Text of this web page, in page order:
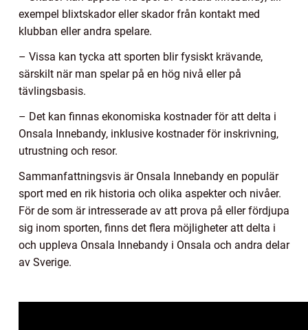
exempel blixtskador eller skador från kontakt med
klubban eller andra spelare.
– Vissa kan tycka att sporten blir fysiskt krävande,
särskilt när man spelar på en hög nivå eller på
tävlingsbasis.
– Det kan finnas ekonomiska kostnader för att delta i
Onsala Innebandy, inklusive kostnader för inskrivning,
utrustning och resor.
Sammanfattningsvis är Onsala Innebandy en populär
sport med en rik historia och olika aspekter och nivåer.
För de som är intresserade av att prova på eller fördjupa
sig inom sporten, finns det flera möjligheter att delta i
och uppleva Onsala Innebandy i Onsala och andra delar
av Sverige.